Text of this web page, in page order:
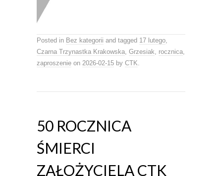
Posted in Bez kategorii and tagged 17 lutego
Czarna Trzynastka Krakowska Grzesiak rocznica
zaproszenie on 2026-02-15 by CTK
50 ROCZNICA
ŚMIERCI
ZAŁOŻYCIELA CTK